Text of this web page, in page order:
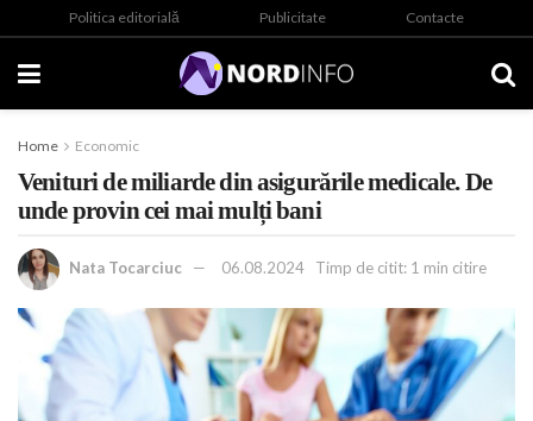
Politica editorială Publicitate Contacte
Home Economic
Venituri de miliarde din asigurările medicale. De
unde provin cei mai mulți bani
Nata Tocarciuc 06.08.2024 Timp de citit: 1 min citire